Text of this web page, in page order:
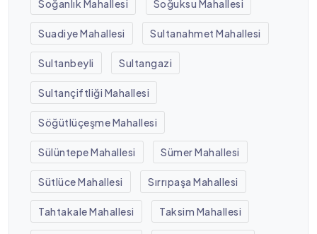
Soğanlık Mahallesi Soğuksu Mahallesi
Suadiye Mahallesi Sultanahmet Mahallesi
Sultanbeyli Sultangazi
Sultançiftliği Mahallesi
Söğütlüçeşme Mahallesi
Sülüntepe Mahallesi Sümer Mahallesi
Sütlüce Mahallesi Sırrıpaşa Mahallesi
Tahtakale Mahallesi Taksim Mahallesi